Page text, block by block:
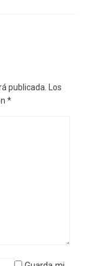
publicada. Los
*